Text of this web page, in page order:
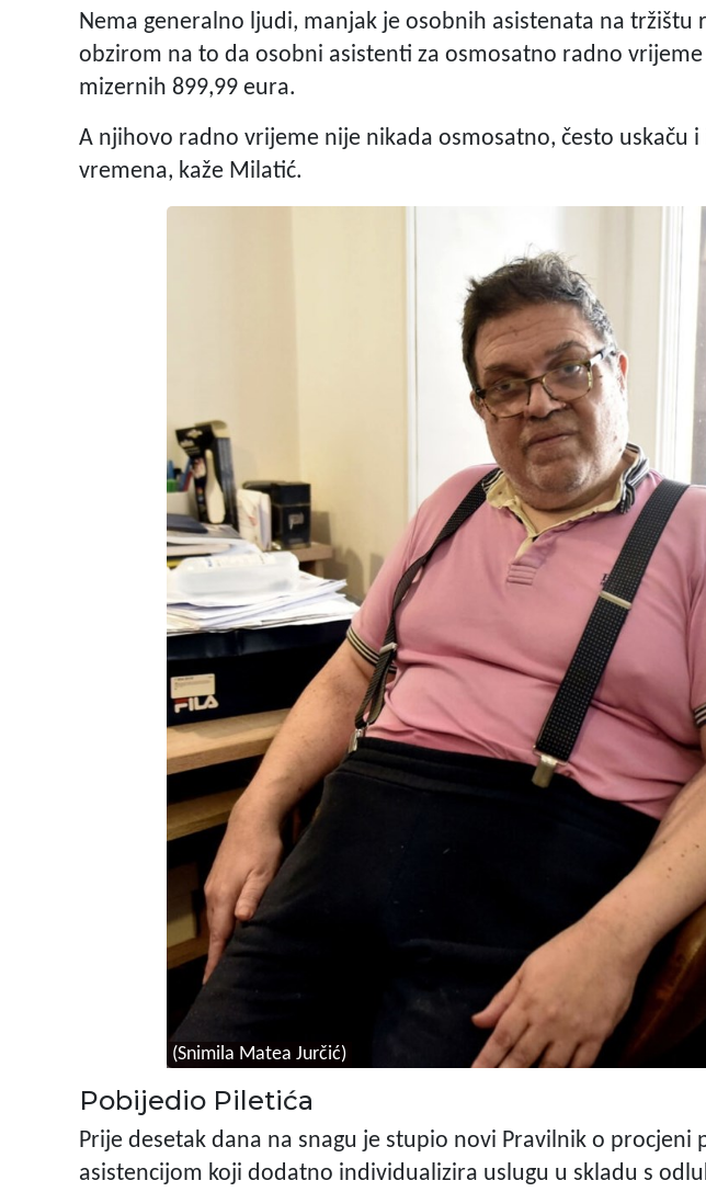
Nema generalno ljudi, manjak je osobnih asistenata na tržištu
obzirom na to da osobni asistenti za osmosatno radno
mizernih 899,99 eura.
A njihovo radno vrijeme nije nikada osmosatno, često uskaču i
vremena, kaže Milatić.
(Snimila Matea Jurčić)
Pobijedio Piletića
Prije desetak dana na snagu je stupio novi Pravilnik o procjeni
asistencijom koji dodatno individualizira uslugu u skladu s